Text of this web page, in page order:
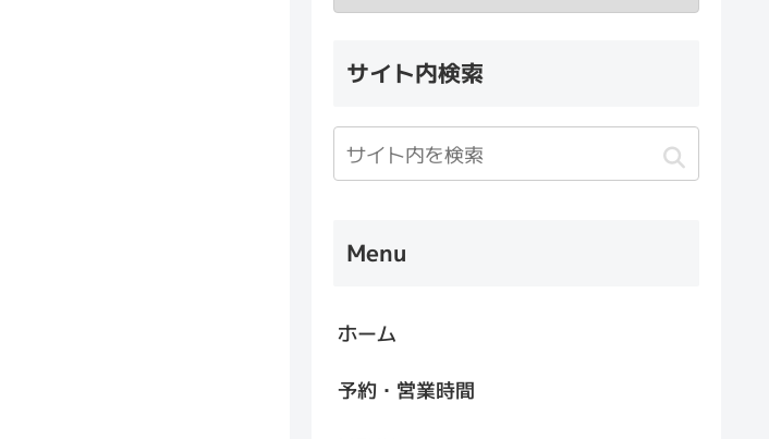
サイト内検索
Menu
ホーム
予約・営業時間